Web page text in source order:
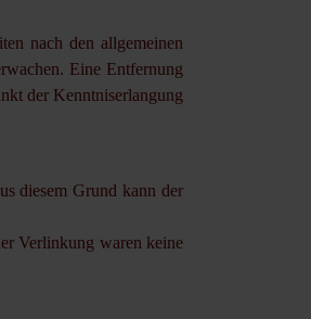
nach den allgemeinen
Eine Entfernung
der Kenntniserlangung
diesem Grund kann der
Verlinkung waren keine